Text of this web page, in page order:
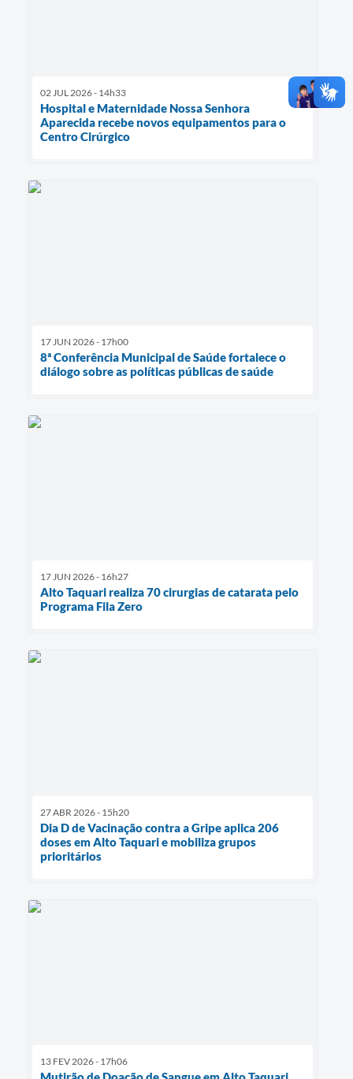
02 JUL 2026 - 14h33
Hospital e Maternidade Nossa Senhora
Aparecida recebe novos equipamentos para o
Centro Cirúrgico
17 JUN 2026 - 17h00
8ª Conferência Municipal de Saúde fortalece o
diálogo sobre as políticas públicas de saúde
17 JUN 2026 - 16h27
Alto Taquari realiza 70 cirurgias de catarata pelo
Programa Fila Zero
27 ABR 2026 - 15h20
Dia D de Vacinação contra a Gripe aplica 206
doses em Alto Taquari e mobiliza grupos
prioritários
13 FEV 2026 - 17h06